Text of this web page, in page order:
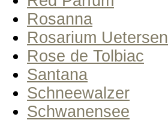
Rosanna
Rosarium Uetersen
Rose de Tolbiac
Santana
Schneewalzer
Schwanensee